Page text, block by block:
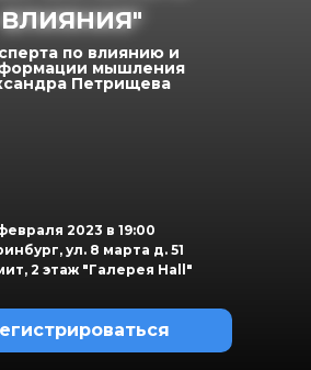
ВЛИЯНИЯ"
по влиянию и
мышления
Петрищева
2023 в 19:00
ул. 8 марта д. 51
2 этаж "Галерея Hall"
ВЛИЯНИЯ"